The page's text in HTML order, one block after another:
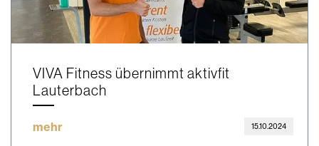
VIVA Fitness übernimmt aktivfit
Lauterbach
mehr 15.10.2024